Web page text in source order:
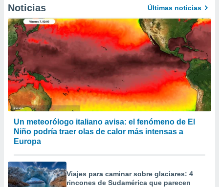
Noticias Últimas noticias
Un meteorólogo italiano avisa: el fenómeno de El
Niño podría traer olas de calor más intensas a
Europa
Viajes para caminar sobre glaciares: 4
rincones de Sudamérica que parecen